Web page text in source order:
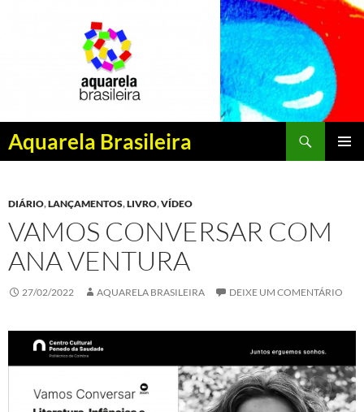
Aquarela Brasileira
Pesquisar
PULAR
CONTEÚDO
DIÁRIO,LANÇAMENTOS,LIVRO,VÍDEO
VAMOS CONVERSAR COM
ANA VENTURA
27/02/2022 AQUARELA BRASILEIRA DEIXE UM COMENTÁRIO